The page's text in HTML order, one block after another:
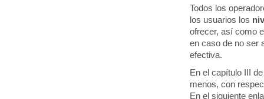
Todos los
los usuarios los
ofrecer, así como
en caso de no ser
efectiva.
En el capítulo III
menos, con
En el siguiente